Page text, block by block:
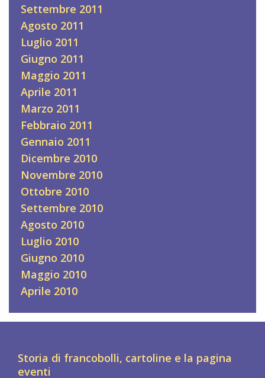
Settembre 2011
Agosto 2011
Luglio 2011
Giugno 2011
Maggio 2011
Aprile 2011
Marzo 2011
Febbraio 2011
Gennaio 2011
Dicembre 2010
Novembre 2010
Ottobre 2010
Settembre 2010
Agosto 2010
Luglio 2010
Giugno 2010
Maggio 2010
Aprile 2010
Storia di francobolli, cartoline e la pagina
eventi